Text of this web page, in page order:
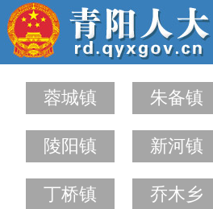
蓉城镇 朱备镇
陵阳镇 新河镇
丁桥镇 乔木乡